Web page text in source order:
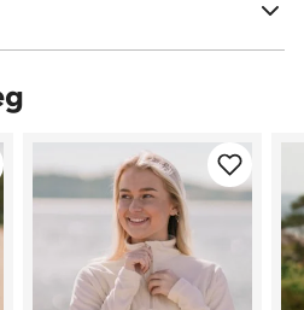
og 10 % elastan